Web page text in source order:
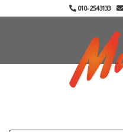
010-2543133